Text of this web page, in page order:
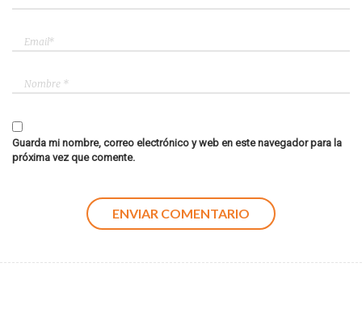
Guarda mi nombre, correo electrónico y web en este navegador para la
próxima vez que comente.